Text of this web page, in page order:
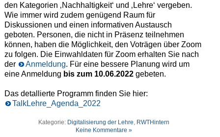
den Kategorien ‚Nachhaltigkeit‘ und ‚Lehre‘ vergeben.
Wie immer wird zudem genügend Raum für
Diskussionen und einen informativen Austausch
geboten. Personen, die nicht in Präsenz teilnehmen
können, haben die Möglichkeit, den Voträgen über Zoom
zu folgen. Die Einwahldaten für Zoom erhalten Sie nach
der
Anmeldung. Für eine bessere Planung wird um
eine Anmeldung bis zum 10.06.2022gebeten.
Das detallierte Programm finden Sie hier:
TalkLehre_Agenda_2022
Kategorie: Digitalisierung der Lehre RWTHintern
Keine Kommentare »